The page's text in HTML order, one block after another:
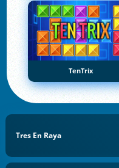
TenTrix
Tres En Raya